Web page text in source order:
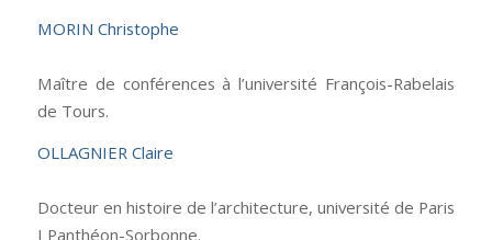
MORIN Christophe
Maître de conférences à l’université François-Rabelais
de Tours.
OLLAGNIER Claire
Docteur en histoire de l’architecture, université de Paris
I Panthéon-Sorbonne.